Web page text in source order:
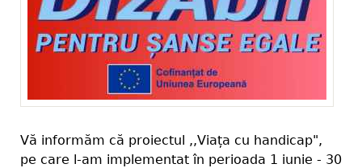
Vă informăm că proiectul ,,Viața cu handicap",
pe care l-am implementat în perioada 1 iunie - 30